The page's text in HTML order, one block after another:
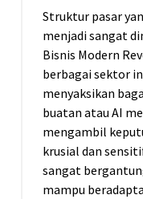
Struktur pasar
menjadi sangat
Bisnis Modern
berbagai sektor
menyaksikan
buatan atau AI
mengambil
krusial dan
sangat
mampu